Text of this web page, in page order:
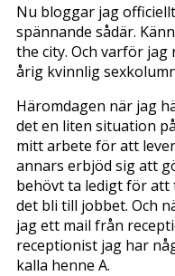
Nu bloggar jag
spännande sådär.
the city. Och varför
årig kvinnlig
Häromdagen när jag
det en liten situation
mitt arbete för att
annars erbjöd sig att
behövt ta ledigt för att
det bli till jobbet. Och
jag ett mail från
receptionist jag har
kalla henne A.